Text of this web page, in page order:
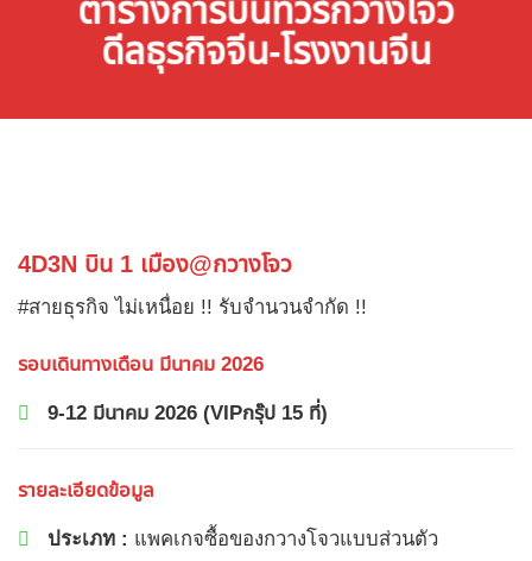
ตารางการบินทัวร์กวางโจว
ดีลธุรกิจจีน-โรงงานจีน
4D3N บิน 1 เมือง@กวางโจว
#สายธุรกิจ ไม่เหนื่อย !! รับจำนวนจำกัด !!
รอบเดินทางเดือน มีนาคม 2026
9-12 มีนาคม 2026 (VIPกรุ๊ป 15 ที่)
รายละเอียดข้อมูล
ประเภท : แพคเกจซื้อของกวางโจวแบบส่วนตัว